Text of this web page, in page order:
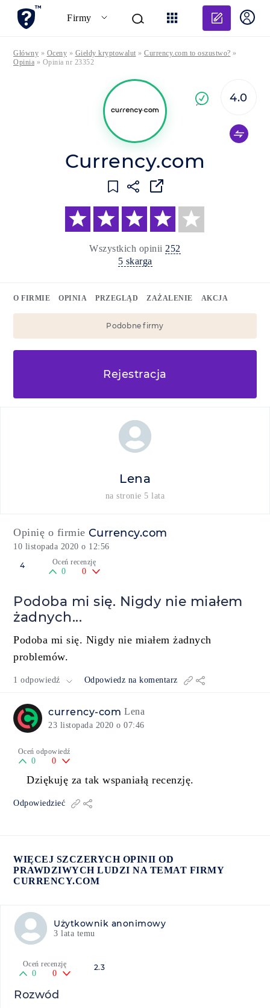
Firmy
Dodaj
Główny » Oceny » Giełdy kryptowalut » Currency.com to oszustwo? »
Opinia » Opinia nr 23352
Currency.com
Wszystkich opinii 252
5 skarga
4.0
firma
O FIRMIE OPINIA PRZEGLĄD ZAŻALENIE AKCJA
Podobne firmy
Rejestracja
Opinię o firmie Currency.com
10 listopada 2020 o 12:56
4 Oceń recenzję
0 0
Podoba mi się. Nigdy nie miałem
żadnych...
Podoba mi się. Nigdy nie miałem żadnych
problemów.
1 odpowiedź Odpowiedz na komentarz
currency-com Lena
23 listopada 2020 o 07:46
Oceń odpowiedź
0 0
Dziękuję za tak wspaniałą recenzję.
Odpowiedzieć
WIĘCEJ SZCZERYCH OPINII OD
PRAWDZIWYCH LUDZI NA TEMAT FIRMY
CURRENCY.COM
Użytkownik anonimowy
3 lata temu
2.3
Oceń recenzję
0 0
Rozwód
Lena
na stronie 5 lata